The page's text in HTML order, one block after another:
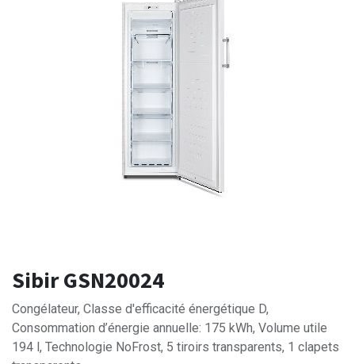
Sibir GSN20024
Congélateur, Classe d'efficacité énergétique D,
Consommation d’énergie annuelle: 175 kWh, Volume utile
194 l, Technologie NoFrost, 5 tiroirs transparents, 1 clapets